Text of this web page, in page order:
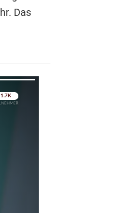
Das